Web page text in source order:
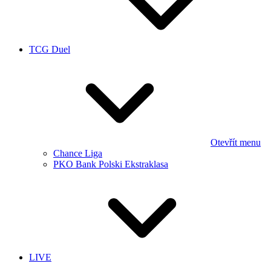
TCG Duel
Otevřít menu
Chance Liga
PKO Bank Polski Ekstraklasa
LIVE